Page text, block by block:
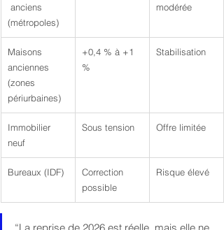
anciens
(métropoles)
modérée
Maisons
anciennes
(zones
périurbaines)
+0,4 % à +1
%
Stabilisation
Immobilier
neuf
Sous tension Offre limitée
Bureaux (IDF)
Correction
possible
Risque élevé